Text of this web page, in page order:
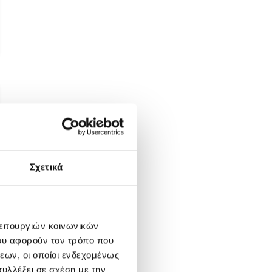
Σχετικά
κοινωνικών
αφορούν τον τρόπο που
οι οποίοι ενδεχομένως
σε σχέση με την